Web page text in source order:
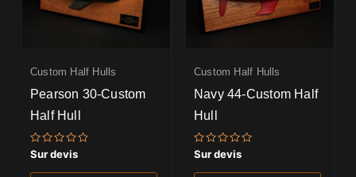
Custom Half Hulls
Pearson 30-Custom
Half Hull
Note
0
sur
Sur devis
Custom Half Hulls
Navy 44-Custom Half
Hull
Note
0
sur
Sur devis